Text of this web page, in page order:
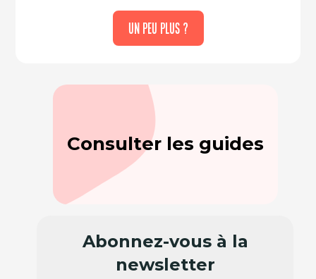
UN PEU PLUS ?
Consulter les guides
Abonnez-vous à la
newsletter